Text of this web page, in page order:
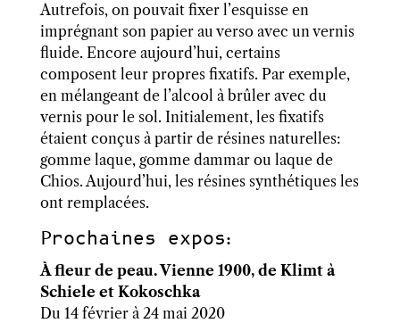
Autrefois, on pouvait fixer l’esquisse en
imprégnant son papier au verso avec un vernis
fluide. Encore aujourd’hui, certains
composent leur propres fixatifs. Par exemple,
en mélangeant de l’alcool à brûler avec du
vernis pour le sol. Initialement, les fixatifs
étaient conçus à partir de résines naturelles:
gomme laque, gomme dammar ou laque de
Chios. Aujourd’hui, les résines synthétiques les
ont remplacées.
Prochaines expos:
À fleur de peau. Vienne 1900, de Klimt à
Schiele et Kokoschka
Du 14 février à 24 mai 2020